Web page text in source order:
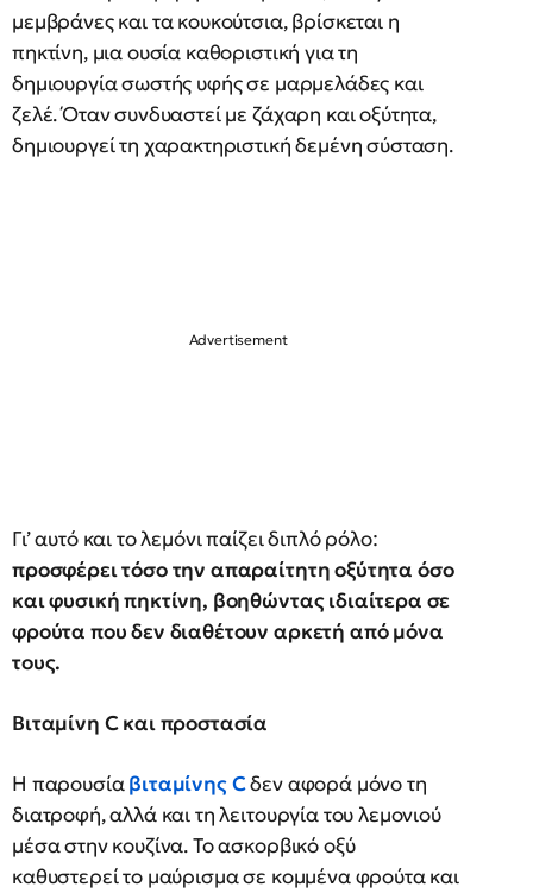
μεμβράνες και τα κουκούτσια, βρίσκεται η
πηκτίνη, μια ουσία καθοριστική για τη
δημιουργία σωστής υφής σε μαρμελάδες και
ζελέ. Όταν συνδυαστεί με ζάχαρη και οξύτητα,
δημιουργεί τη χαρακτηριστική δεμένη σύσταση.
Γι’ αυτό και το λεμόνι παίζει διπλό ρόλο:
προσφέρει τόσο την απαραίτητη οξύτητα όσο
και φυσική πηκτίνη, βοηθώντας ιδιαίτερα σε
φρούτα που δεν διαθέτουν αρκετή από μόνα
τους.
Βιταμίνη C και προστασία
Η παρουσίαβιταμίνης Cδεν αφορά μόνο τη
διατροφή, αλλά και τη λειτουργία του λεμονιού
μέσα στην κουζίνα. Το ασκορβικό οξύ
καθυστερεί το μαύρισμα σε κομμένα φρούτα και